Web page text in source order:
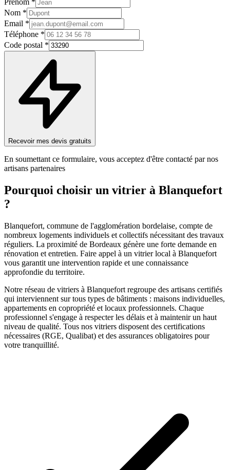
Prénom *
Nom *
Email *
Téléphone *
Code postal *
Recevoir mes devis gratuits
En soumettant ce formulaire, vous acceptez d'être contacté par nos
artisans partenaires
Pourquoi choisir un vitrier à Blanquefort
?
Blanquefort, commune de l'agglomération bordelaise, compte de
nombreux logements individuels et collectifs nécessitant des travaux
réguliers. La proximité de Bordeaux génère une forte demande en
rénovation et entretien. Faire appel à un vitrierlocal à Blanquefort
vous garantit une intervention rapide et une connaissance
approfondie du territoire.
Notre réseau de vitriers à Blanquefort regroupe des artisans certifiés
qui interviennent sur tous types de bâtiments : maisons individuelles,
appartements en copropriété et locaux professionnels. Chaque
professionnel s'engage à respecter les délais et à maintenir un haut
niveau de qualité. Tous nos vitriers disposent des certifications
nécessaires (RGE, Qualibat) et des assurances obligatoires pour
votre tranquillité.